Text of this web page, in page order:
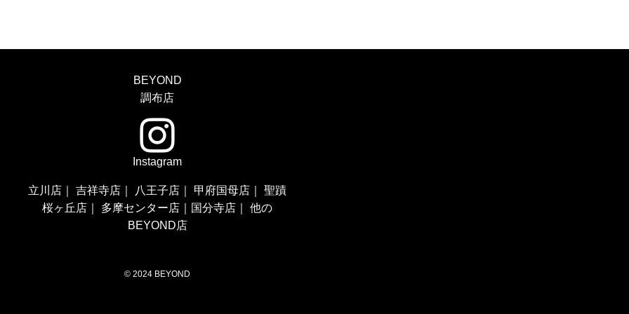
BEYOND
調布店
Instagram
立川店 吉祥寺店 八王子店 甲府国母店
聖蹟
桜ヶ丘店
多摩センター店 国分寺店
他の
BEYOND店
© 2024 BEYOND